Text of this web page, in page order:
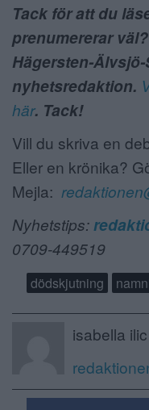
Tack för att du
prenumererar
Hägersten-
nyhetsredaktion.
här. Tack!
Vill du skriva en
Eller en krönika?
Mejla:
Nyhetstips:
0709-449519
dödskjutning
isabella ilic